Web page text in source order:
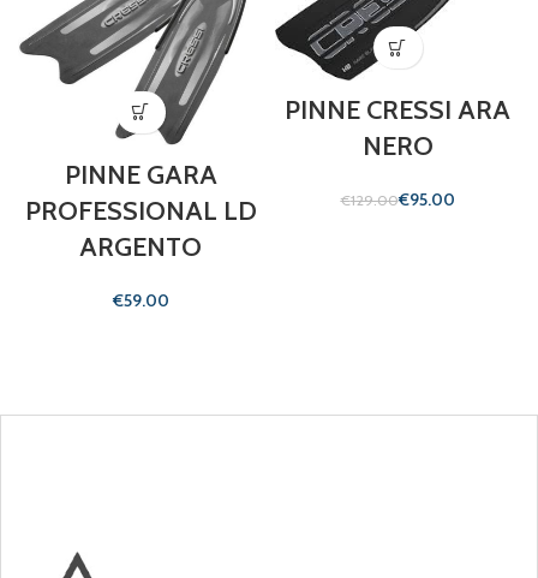
PINNE GARA
PROFESSIONAL LD
ARGENTO
€
PINNE CRESSI ARA
NERO
€129.00€95.00